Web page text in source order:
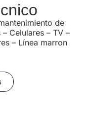
de
Celulares – TV –
– Línea marron